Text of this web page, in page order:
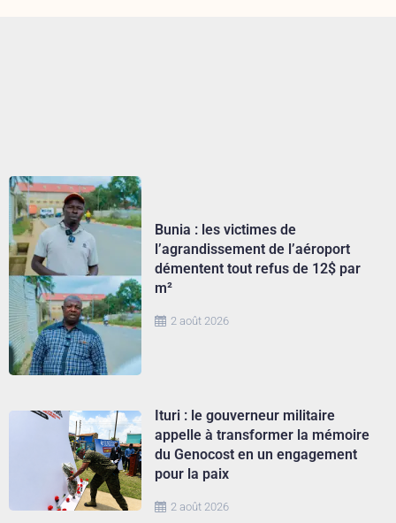
2 août 2026
Bunia : les victimes de
l’agrandissement de l’aéroport
démentent tout refus de 12$ par
m²
2 août 2026
Ituri : le gouverneur militaire
appelle à transformer la mémoire
du Genocost en un engagement
pour la paix